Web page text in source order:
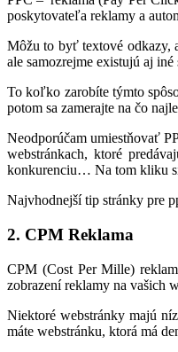
poskytovateľa reklamy a
Môžu to byť textové odkazy,
ale samozrejme existujú aj
To koľko zarobíte týmto
potom sa zamerajte na čo
Neodporúčam umiestňovať
webstránkach, ktoré
konkurenciu… Na tom kliku
Najvhodnejší tip stránky pre
2. CPM Reklama
CPM (Cost Per Mille)
zobrazení reklamy na vašich
Niektoré webstránky majú
máte webstránku, ktorá má